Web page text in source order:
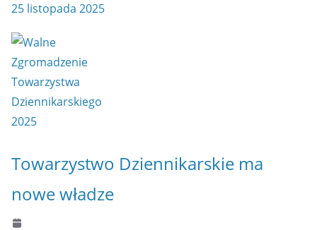
25 listopada 2025
Towarzystwo Dziennikarskie ma
nowe władze